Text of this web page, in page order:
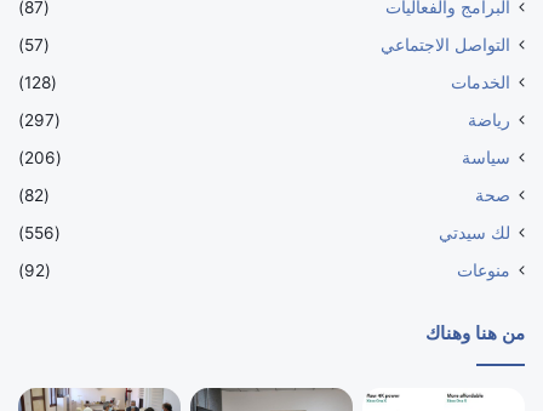
البرامج والفعاليات
(87)
التواصل الاجتماعي
(57)
الخدمات
(128)
رياضة
(297)
سياسة
(206)
صحة
(82)
لك سيدتي
(556)
منوعات
(92)
من هنا وهناك